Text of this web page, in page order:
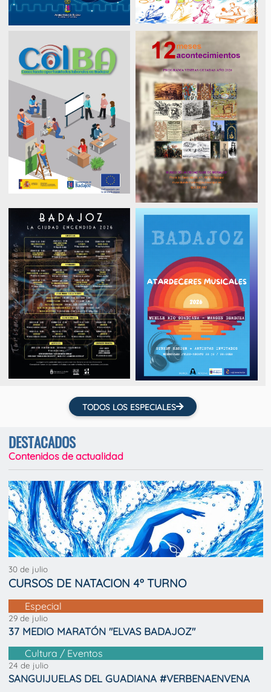
TODOS LOS ESPECIALES
DESTACADOS
Contenidos de actualidad
30 de julio
CURSOS DE NATACION 4º TURNO
Especial
29 de julio
37 MEDIO MARATÓN "ELVAS BADAJOZ"
Cultura / Eventos
24 de julio
SANGUIJUELAS DEL GUADIANA #VERBENAENVENA